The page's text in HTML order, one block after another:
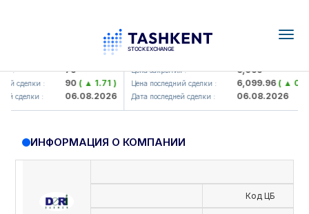
: 79
сделки : 90( ▲ 1.71 )
сделки : 06.08.2026
UZMK (<O'zmetkombinat> AJ)
Цена закрытия : 6,099
Цена последний сделки : 6,099.96( ▲ 0.08
Дата последней сделки : 06.08.2026
ИНФОРМАЦИЯ О КОМПАНИИ
Код ЦБ